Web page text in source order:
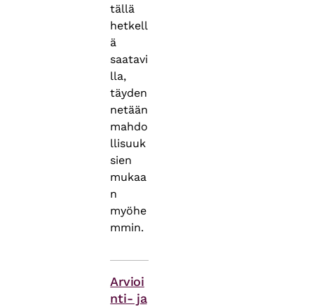
tällä
hetkell
ä
saatavi
lla,
täyden
netään
mahdo
llisuuk
sien
mukaa
n
myöhe
mmin.
Arvioi
nti- ja